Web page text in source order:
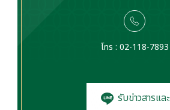
โทร : 02-118-7893
รับข่าวสารและ